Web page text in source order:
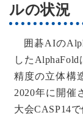
ルの状況
囲碁AIの
した
精度の立体構
2020年に開催
大会CASP14